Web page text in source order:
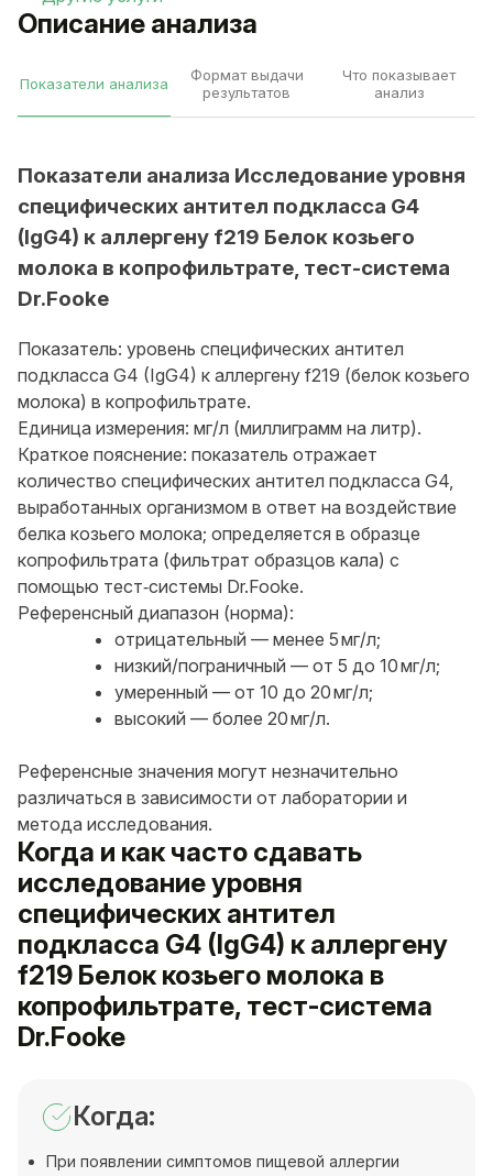
Описание анализа
Показатели анализа
Формат выдачи
результатов
Что показывает
анализ
Показатели анализа Исследование уровня
специфических антител подкласса G4
(IgG4) к аллергену f219 Белок козьего
молока в копрофильтрате, тест-система
Dr.Fooke
Показатель: уровень специфических антител
подкласса G4 (IgG4) к аллергену f219 (белок козьего
молока) в копрофильтрате.
Единица измерения: мг/л (миллиграмм на литр).
Краткое пояснение: показатель отражает
количество специфических антител подкласса G4,
выработанных организмом в ответ на воздействие
белка козьего молока; определяется в образце
копрофильтрата (фильтрат образцов кала) с
помощью тест‑системы Dr.Fooke.
Референсный диапазон (норма):
отрицательный — менее 5 мг/л;
низкий/пограничный — от 5 до 10 мг/л;
умеренный — от 10 до 20 мг/л;
высокий — более 20 мг/л.
Референсные значения могут незначительно
различаться в зависимости от лаборатории и
метода исследования.
Когда и как часто сдавать
исследование уровня
специфических антител
подкласса G4 (IgG4) к аллергену
f219 Белок козьего молока в
копрофильтрате, тест-система
Dr.Fooke
Когда:
При появлении симптомов пищевой аллергии